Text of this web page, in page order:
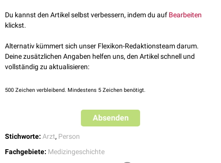
Apfeldiät" und trug zur Einführung der
Kaffeekohle
in die deutsche
Medizin bei.
Nothilfe". Ihr Ziel war es, Künstlern aus Königsfeld die Ausstellung ihrer
Werke in einem Kulturzentrum zu ermöglichen.
Du kannst den Artikel selbst verbessern, indem du auf Bearbeiten
klickst.
Alternativ kümmert sich unser Flexikon-Redaktionsteam darum.
Deine zusätzlichen Angaben helfen uns, den Artikel schnell und
vollständig zu aktualisieren:
500 Zeichen verbleibend. Mindestens 5 Zeichen benötigt.
Absenden
Stichworte: Arzt, Person
Fachgebiete: Medizingeschichte